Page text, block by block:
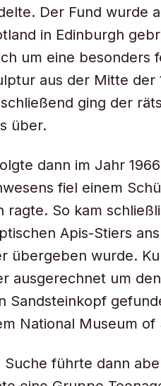
Der Fund wurde
in Edinburgh
um eine besonders
aus der Mitte der
ging der
über.
dann im Jahr
fiel einem
ragte. So kam
Apis-Stiers
übergeben wurde.
ausgerechnet um
Sandsteinkopf
National Museum
Suche führte dann